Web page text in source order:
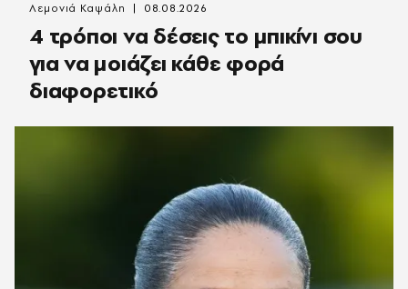
4 τρόποι να δέσεις το μπικίνι σου
για να μοιάζει κάθε φορά
διαφορετικό
Λεμονιά Καψάλη 08.08.2026